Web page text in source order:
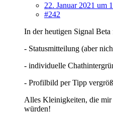
22. Januar 2021 um
#242
In der heutigen Signal
- Statusmitteilung (aber
- individuelle
- Profilbild per Tipp
Alles Kleinigkeiten, die mir
würden!